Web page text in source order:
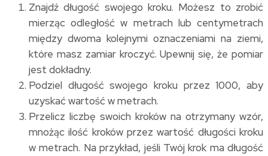
Znajdź długość swojego kroku. Możesz to zrobić
mierząc odległość w metrach lub centymetrach
między dwoma kolejnymi oznaczeniami na ziemi,
które masz zamiar kroczyć. Upewnij się, że pomiar
jest dokładny.
Podziel długość swojego kroku przez 1000, aby
uzyskać wartość w metrach.
Przelicz liczbę swoich kroków na otrzymany wzór,
mnożąc ilość kroków przez wartość długości kroku
w metrach. Na przykład, jeśli Twój krok ma długość